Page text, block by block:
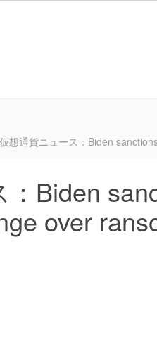
想通貨ニュース：Biden
Biden
over